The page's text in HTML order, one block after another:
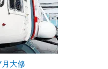
大修